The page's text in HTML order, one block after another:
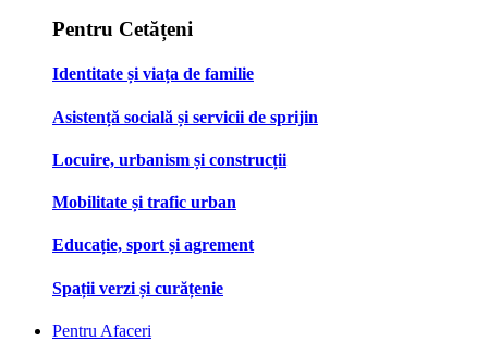
Pentru Cetățeni
Identitate și viața de familie
Asistență socială și servicii de sprijin
Locuire, urbanism și construcții
Mobilitate și trafic urban
Educație, sport și agrement
Spații verzi și curățenie
Pentru Afaceri